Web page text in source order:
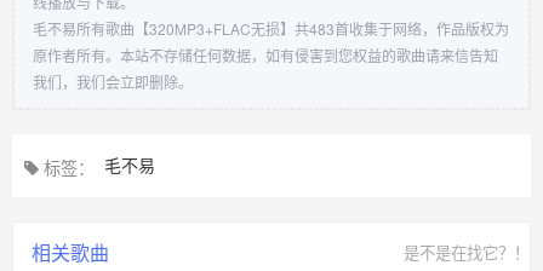
毛不易所有歌曲【320MP3+FLAC无损】共483首收集于网络，作品版权为
原作者所有。本站不存储任何数据，如有侵害到您权益的歌曲请来信告知
我们，我们会立即删除。
标签： 毛不易
相关歌曲 是不是在找它？！